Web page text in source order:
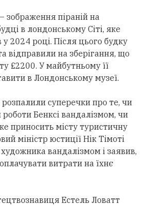
зображення піраній на
в лондонському Сіті, яке
у 2024 році. Після цього будку
відправили на зберігання, що
£2200. У майбутньому її
в Лондонському музеї.
суперечки про те, чи
Бенксі вандалізмом, чи
приносить місту туристичну
міністр юстиції Нік Тімоті
вандалізмом і заявив,
витрати на їхнє
Естель Ловатт